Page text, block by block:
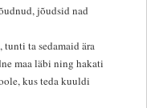
jõudsid nad
ta sedamaid ära
maa läbi ning hakati
kus teda kuuldi